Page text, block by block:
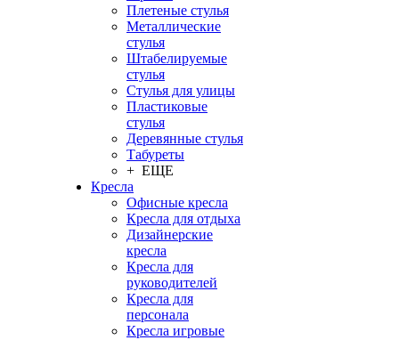
Плетеные стулья
Металлические
стулья
Штабелируемые
стулья
Стулья для улицы
Пластиковые
стулья
Деревянные стулья
Табуреты
+ ЕЩЕ
Кресла
Офисные кресла
Кресла для отдыха
Дизайнерские
кресла
Кресла для
руководителей
Кресла для
персонала
Кресла игровые